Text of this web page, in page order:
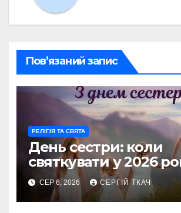
Пов’язаний запис
РЕЛІГІЯ ТА СВЯТА
День сестри: коли
святкувати у 2026
зробити його
СЕР 6, 2026 СЕРГІЙ ТКАЧ